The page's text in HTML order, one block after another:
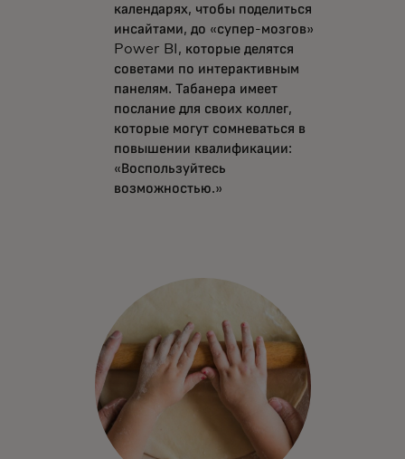
календарях, чтобы поделиться
инсайтами, до «супер-мозгов»
Power BI, которые делятся
советами по интерактивным
панелям. Табанера имеет
послание для своих коллег,
которые могут сомневаться в
повышении квалификации:
«Воспользуйтесь
возможностью.»